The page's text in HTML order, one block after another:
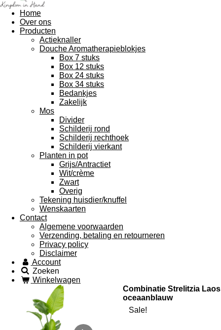
Home
Over ons
Producten
Actieknaller
Douche Aromatherapieblokjes
Box 7 stuks
Box 12 stuks
Box 24 stuks
Box 34 stuks
Bedankjes
Zakelijk
Mos
Divider
Schilderij rond
Schilderij rechthoek
Schilderij vierkant
Planten in pot
Grijs/Antractiet
Wit/crème
Zwart
Overig
Tekening huisdier/knuffel
Wenskaarten
Contact
Algemene voorwaarden
Verzending, betaling en retourneren
Privacy policy
Disclaimer
Account
Zoeken
Winkelwagen
Combinatie Strelitzia Laos
oceaanblauw
Sale!